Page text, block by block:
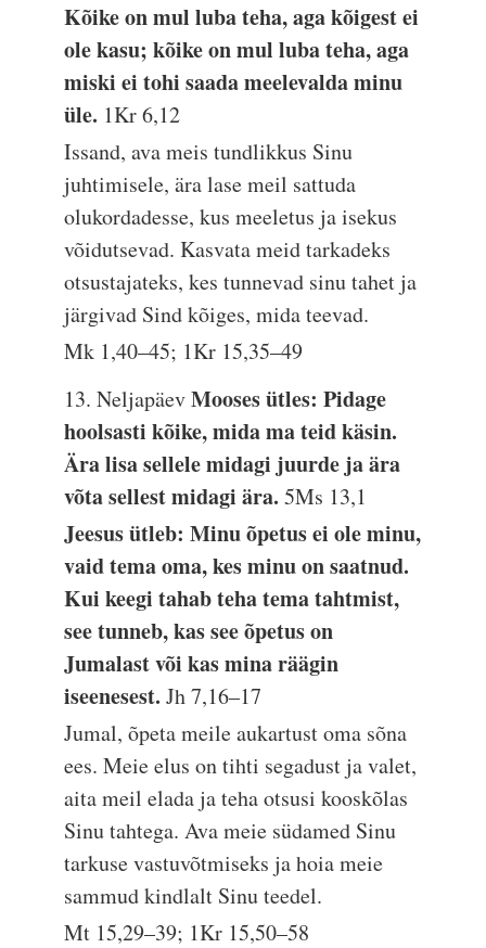
Kõike on mul luba teha, aga kõigest ei
ole kasu; kõike on mul luba teha, aga
miski ei tohi saada meelevalda minu
üle. 1Kr 6,12
Issand, ava meis tundlikkus Sinu
juhtimisele, ära lase meil sattuda
olukordadesse, kus meeletus ja isekus
võidutsevad. Kasvata meid tarkadeks
otsustajateks, kes tunnevad sinu tahet ja
järgivad Sind kõiges, mida teevad.
Mk 1,40–45; 1Kr 15,35–49
13. NeljapäevMooses ütles: Pidage
hoolsasti kõike, mida ma teid käsin.
Ära lisa sellele midagi juurde ja ära
võta sellest midagi ära.5Ms 13,1
Jeesus ütleb: Minu õpetus ei ole minu,
vaid tema oma, kes minu on saatnud.
Kui keegi tahab teha tema tahtmist,
see tunneb, kas see õpetus on
Jumalast või kas mina räägin
iseenesest.Jh 7,16–17
Jumal, õpeta meile aukartust oma sõna
ees. Meie elus on tihti segadust ja valet,
aita meil elada ja teha otsusi kooskõlas
Sinu tahtega. Ava meie südamed Sinu
tarkuse vastuvõtmiseks ja hoia meie
sammud kindlalt Sinu teedel.
Mt 15,29–39; 1Kr 15,50–58